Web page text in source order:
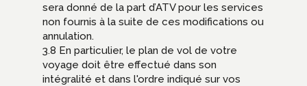
sera donné de la part d’ATV pour les services
non fournis à la suite de ces modifications ou
annulation.
3.8 En particulier, le plan de vol de votre
voyage doit être effectué dans son
intégralité et dans l'ordre indiqué sur vos